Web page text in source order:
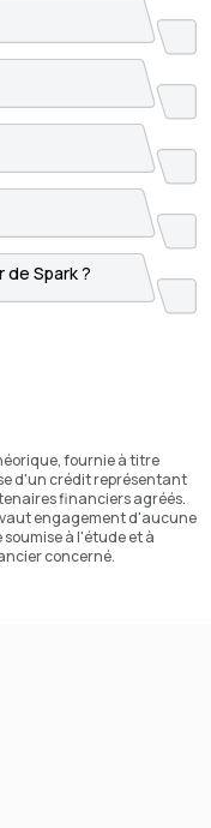
fournie à titre
d'un crédit représentant
financiers agréés.
vaut engagement d'aucune
à l'étude et à
concerné.